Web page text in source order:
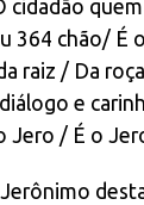
cidadão
364 chão/ É
raiz / Da
e
Jero / É o